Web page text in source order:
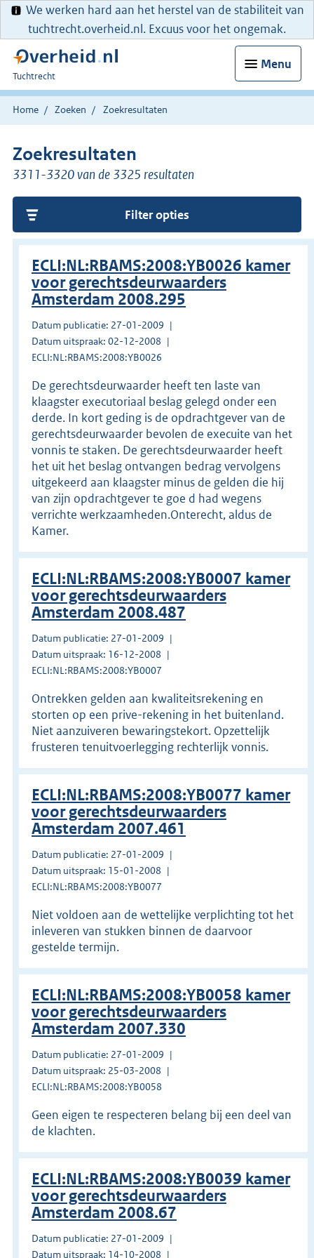
We werken hard aan het herstel van de stabiliteit van
tuchtrecht.overheid.nl. Excuus voor het ongemak.
Menu
U
bent
hier:
Tuchtrecht
Home Zoeken Zoekresultaten
Zoekresultaten
3311-3320 van de 3325 resultaten
Filter opties
ECLI:NL:RBAMS:2008:YB0026 kamer
voor gerechtsdeurwaarders
Amsterdam 2008.295
Datum publicatie: 27-01-2009
Datum uitspraak: 02-12-2008
ECLI:NL:RBAMS:2008:YB0026
De gerechtsdeurwaarder heeft ten laste van
klaagster executoriaal beslag gelegd onder een
derde. In kort geding is de opdrachtgever van de
gerechtsdeurwaarder bevolen de execuite van het
vonnis te staken. De gerechtsdeurwaarder heeft
het uit het beslag ontvangen bedrag vervolgens
uitgekeerd aan klaagster minus de gelden die hij
van zijn opdrachtgever te goe d had wegens
verrichte werkzaamheden.Onterecht, aldus de
Kamer.
ECLI:NL:RBAMS:2008:YB0007 kamer
voor gerechtsdeurwaarders
Amsterdam 2008.487
Datum publicatie: 27-01-2009
Datum uitspraak: 16-12-2008
ECLI:NL:RBAMS:2008:YB0007
Ontrekken gelden aan kwaliteitsrekening en
storten op een prive-rekening in het buitenland.
Niet aanzuiveren bewaringstekort. Opzettelijk
frusteren tenuitvoerlegging rechterlijk vonnis.
ECLI:NL:RBAMS:2008:YB0077 kamer
voor gerechtsdeurwaarders
Amsterdam 2007.461
Datum publicatie: 27-01-2009
Datum uitspraak: 15-01-2008
ECLI:NL:RBAMS:2008:YB0077
Niet voldoen aan de wettelijke verplichting tot het
inleveren van stukken binnen de daarvoor
gestelde termijn.
ECLI:NL:RBAMS:2008:YB0058 kamer
voor gerechtsdeurwaarders
Amsterdam 2007.330
Datum publicatie: 27-01-2009
Datum uitspraak: 25-03-2008
ECLI:NL:RBAMS:2008:YB0058
Geen eigen te respecteren belang bij een deel van
de klachten.
ECLI:NL:RBAMS:2008:YB0039 kamer
voor gerechtsdeurwaarders
Amsterdam 2008.67
Datum publicatie: 27-01-2009
Datum uitspraak: 14-10-2008